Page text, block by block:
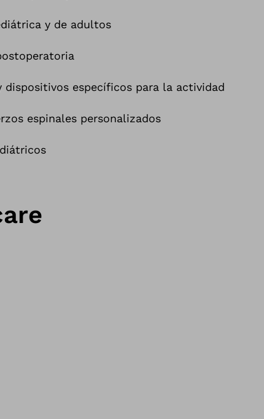
y de adultos
dispositivos específicos para la actividad
espinales personalizados